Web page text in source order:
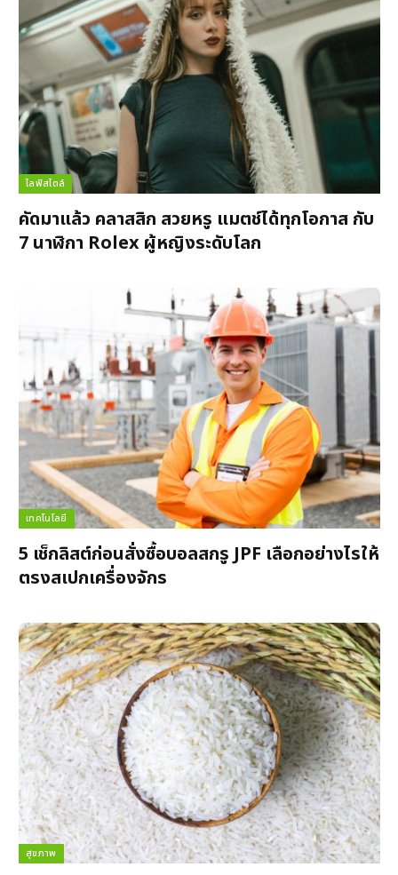
ไลฟ์สไตล์
คัดมาแล้ว คลาสสิก สวยหรู แมตช์ได้ทุกโอกาส กับ
7 นาฬิกา Rolex ผู้หญิงระดับโลก
เทคโนโลยี
5 เช็กลิสต์ก่อนสั่งซื้อบอลสกรู JPF เลือกอย่างไรให้
ตรงสเปกเครื่องจักร
สุขภาพ